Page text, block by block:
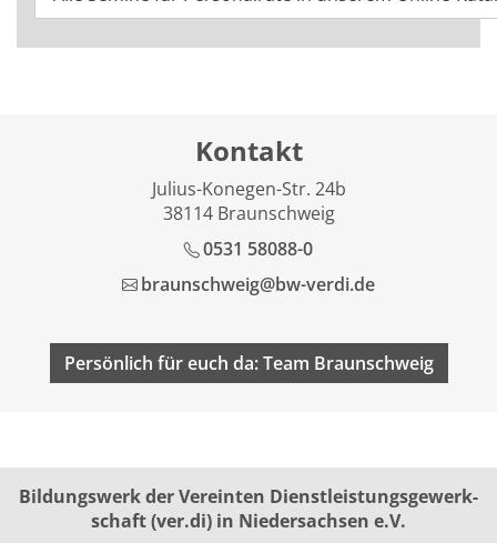
Kontakt
Julius-Konegen-Str. 24b
38114 Braunschweig
0531 58088-0
braunschweig@bw-verdi.de
Persönlich für euch da: Team Braunschweig
Bildungswerk der Vereinten Dienst­leis­tungs­ge­werk­
schaft (ver.di) in Niedersachsen e.V.